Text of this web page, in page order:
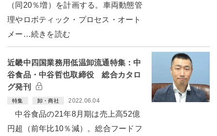
（同20％増）を計画する。車両動態管
理やロボティック・プロセス・オート
メー…続きを読む
近畿中四国業務用低温卸流通特集：中
谷食品・中谷哲也取締役 総合カタロ
グ発刊
特集 卸・商社 2022.06.04
中谷食品の21年8月期は売上高52億
円超（前年比10％減）。総合フードフ